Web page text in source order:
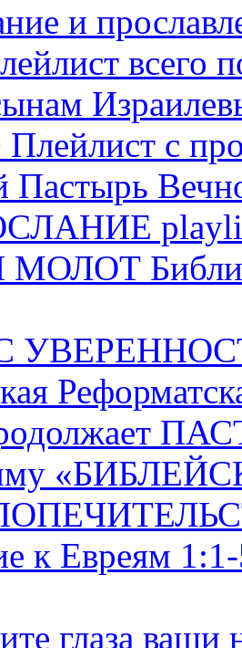
и
с
Пастырь
Библия
к Евреям
глаза ваши